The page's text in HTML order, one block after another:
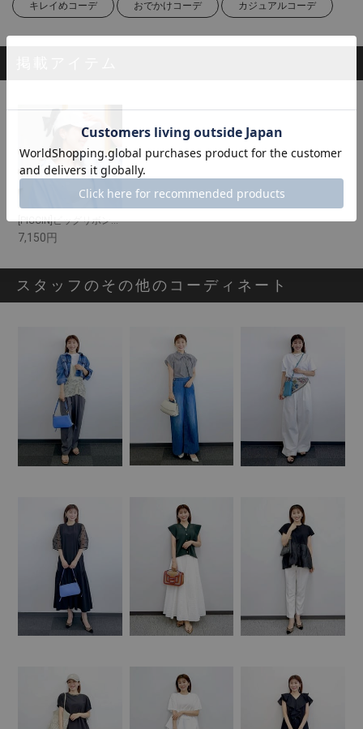
キレイめコーデ おでかけコーデ カジュアルコーデ
[PICCIN]ビッグリボンキャップ
7,150円
スタッフのその他のコーディネート